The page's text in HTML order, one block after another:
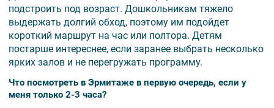
подстроить под возраст. Дошкольникам тяжело
выдержать долгий обход, поэтому им подойдет
короткий маршрут на час или полтора. Детям
постарше интереснее, если заранее выбрать несколько
ярких залов и не перегружать программу.
Что посмотреть в Эрмитаже в первую очередь, если у
меня только 2-3 часа?